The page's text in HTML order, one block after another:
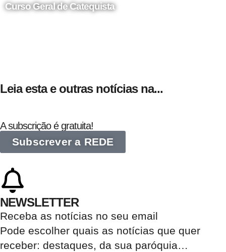
Curso Geral de Catequista
Leia esta e outras notícias na...
A subscrição é gratuita!
Subscrever a REDE
NEWSLETTER
Receba as notícias no seu email​
Pode escolher quais as notícias que quer
receber: destaques, da sua paróquia…